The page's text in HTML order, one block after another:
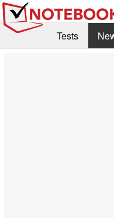
Tests